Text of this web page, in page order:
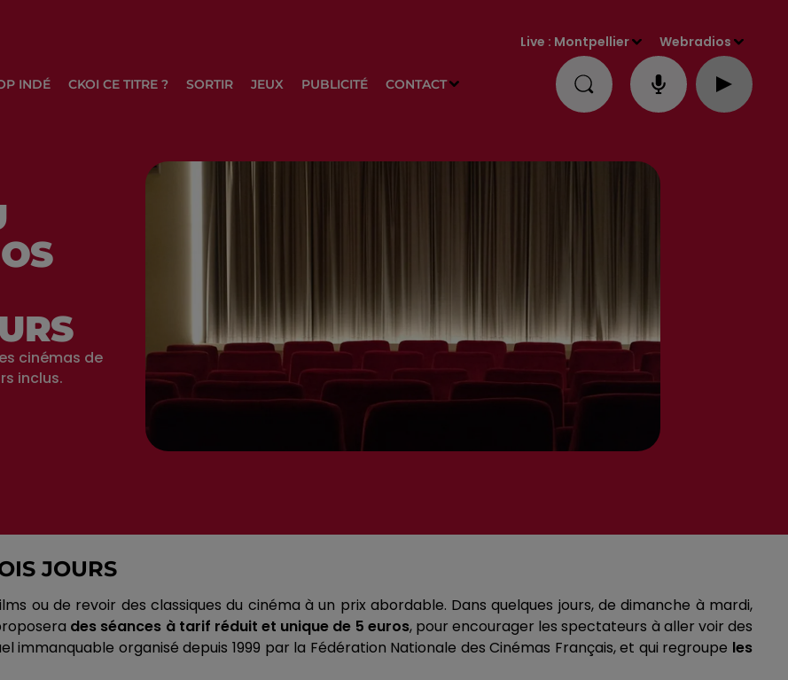
INDÉ CKOI CE TITRE ? SORTIR JEUX PUBLICITÉ CONTACT
Live : Montpellier Webradios
cinémas de
inclus.
JOURS
ou de revoir des classiques du cinéma à un prix abordable. Dans quelques jours, de dimanche à mardi,
des séances à tarif réduit et unique de 5 euros, pour encourager les spectateurs à aller voir des
immanquable organisé depuis 1999 par la Fédération Nationale des Cinémas Français, et qui regroupe les